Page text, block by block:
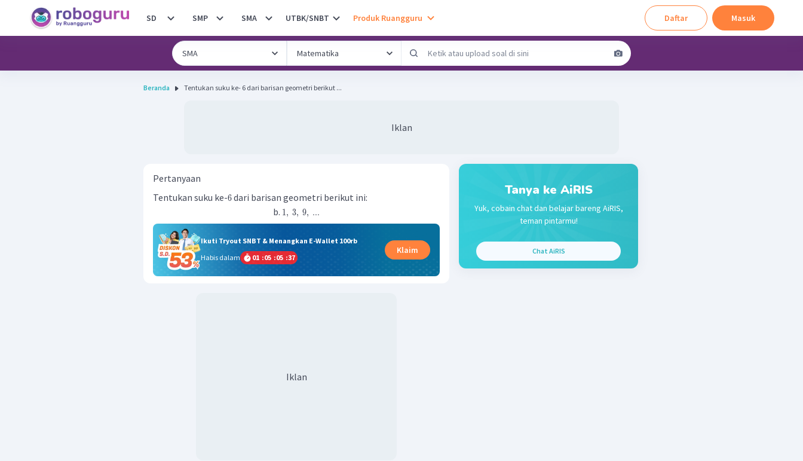
SD SMP SMA UTBK/SNBT Produk Ruangguru Daftar Masuk
Beranda Tentukan suku ke- 6 dari barisan geometri berikut ...
Iklan
Pertanyaan
Tentukan suku ke-6dari barisan geometri berikut ini:
b. 1, 3, 9, ...
Ikuti Tryout SNBT & Menangkan E-Wallet 100rb
Habis dalam
01 :05 :05 :37
Klaim
Iklan
Tanya ke AiRIS
Yuk, cobain chat dan belajar bareng AiRIS,
teman pintarmu!
Chat AiRIS